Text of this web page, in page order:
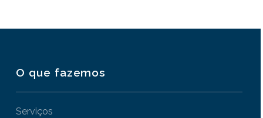
O que fazemos
Serviços